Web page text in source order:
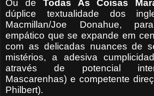
Ou de Todas As Coisas
dúplice textualidade dos
Macmillan/Joe Donahue,
empático que se expande em
com as delicadas nuances de
mistérios, a adesiva
através de potencial
Mascarenhas) e competente
Philbert).